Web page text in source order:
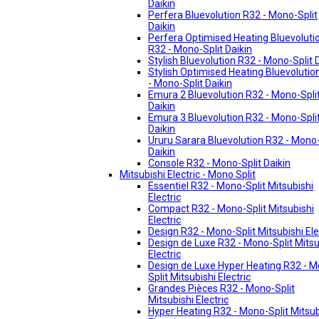
Daikin
Perfera Bluevolution R32 - Mono-Split
Daikin
Perfera Optimised Heating
R32 - Mono-Split Daikin
Stylish Bluevolution R32 - Mono-Split
Stylish Optimised Heating
- Mono-Split Daikin
Emura 2 Bluevolution R32 - Mono-
Daikin
Emura 3 Bluevolution R32 - Mono-
Daikin
Ururu Sarara Bluevolution R32 -
Daikin
Console R32 - Mono-Split Daikin
Mitsubishi Electric - Mono Split
Essentiel R32 - Mono-Split Mitsubishi
Electric
Compact R32 - Mono-Split Mitsubishi
Electric
Design R32 - Mono-Split Mitsubishi
Design de Luxe R32 - Mono-Split
Electric
Design de Luxe Hyper Heating R32 -
Split Mitsubishi Electric
Grandes Pièces R32 - Mono-Split
Mitsubishi Electric
Hyper Heating R32 - Mono-Split